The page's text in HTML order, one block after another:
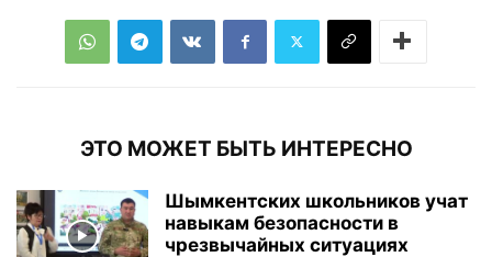
ЭТО МОЖЕТ БЫТЬ ИНТЕРЕСНО
Шымкентских школьников учат
навыкам безопасности в
чрезвычайных ситуациях